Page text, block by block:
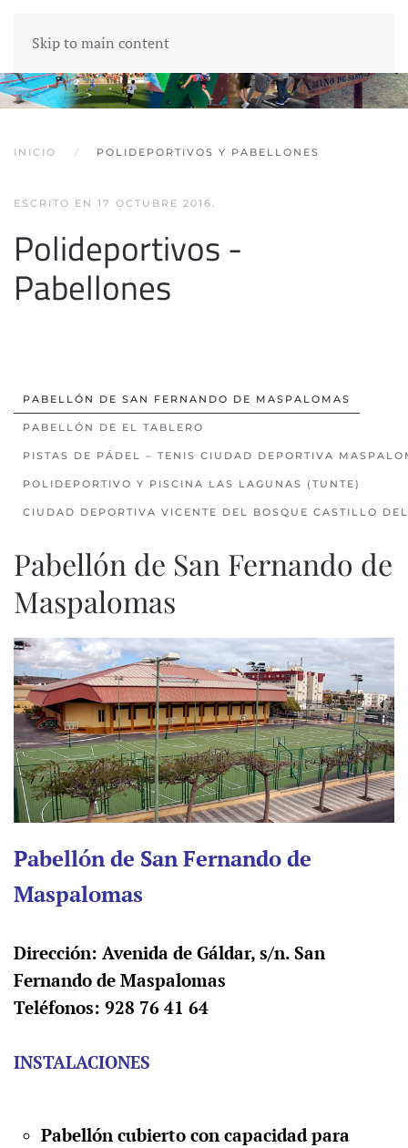
Skip to main content
INICIO POLIDEPORTIVOS Y PABELLONES
ESCRITO EN 17 OCTUBRE 2016.
Polideportivos -
Pabellones
PABELLÓN DE SAN FERNANDO DE MASPALOMAS
PABELLÓN DE EL TABLERO
PISTAS DE PÁDEL – TENIS CIUDAD DEPORTIVA
POLIDEPORTIVO Y PISCINA LAS LAGUNAS (TUNTE)
CIUDAD DEPORTIVA VICENTE DEL BOSQUE CASTILLO
Pabellón de San Fernando de
Maspalomas
Pabellón de San Fernando de
Maspalomas
Dirección: Avenida de Gáldar, s/n. San
Fernando de Maspalomas
Teléfonos: 928 76 41 64
INSTALACIONES
Pabellón cubierto con capacidad para